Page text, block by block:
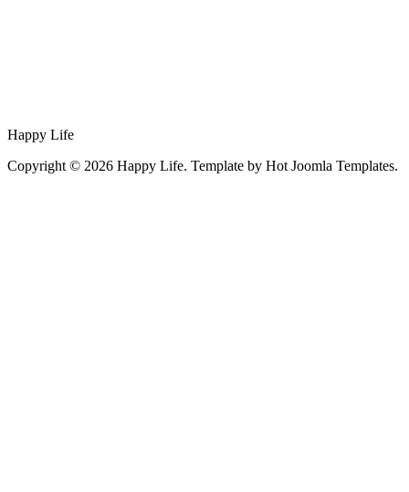
Happy Life
Copyright © 2026 Happy Life. Template by Hot Joomla Templates.